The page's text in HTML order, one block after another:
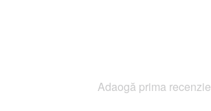
Adaogă prima recenzie